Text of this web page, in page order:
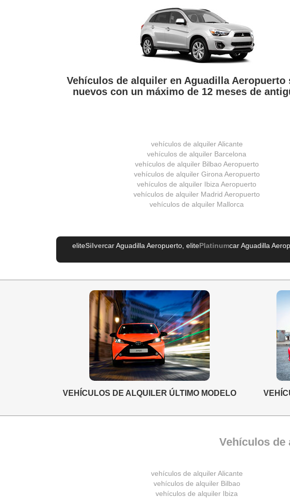
Vehículos de alquiler en Aguadilla Aeropuerto
nuevos con un máximo de 12 meses de
vehículos de alquiler Alicante
vehículos de alquiler Barcelona
vehículos de alquiler Bilbao Aeropuerto
vehículos de alquiler Girona Aeropuerto
vehículos de alquiler Ibiza Aeropuerto
vehículos de alquiler Madrid Aeropuerto
vehículos de alquiler Mallorca
eliteSilvercar Aguadilla Aeropuerto , elitePlatinumcar Aguadilla
VEHÍCULOS DE ALQUILER ÚLTIMO MODELO
Vehículos de
vehículos de alquiler Alicante
vehículos de alquiler Bilbao
vehículos de alquiler Ibiza